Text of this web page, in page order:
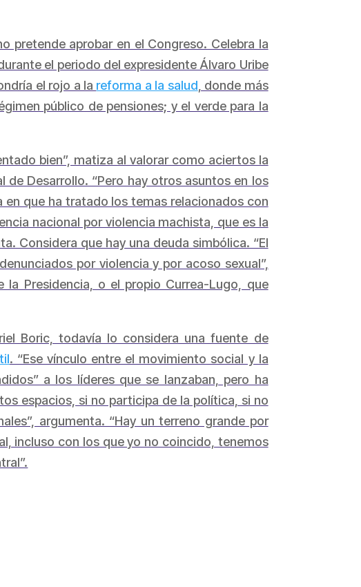
pretende aprobar en el Congreso. Celebra la
el periodo del expresidente Álvaro Uribe
el rojo a la reforma a la salud , donde más
público de pensiones; y el verde para la
bien”, matiza al valorar como aciertos la
Desarrollo. “Pero hay otros asuntos en los
en que ha tratado los temas relacionados con
nacional por violencia machista, que es la
Considera que hay una deuda simbólica. “El
por violencia y por acoso sexual”,
Presidencia, o el propio Currea-Lugo, que
Boric, todavía lo considera una fuente de
. “Ese vínculo entre el movimiento social y la
a los líderes que se lanzaban, pero ha
espacios, si no participa de la política, si no
argumenta. “Hay un terreno grande por
incluso con los que yo no coincido, tenemos